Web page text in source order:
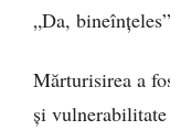
„Da,
Mărturisirea a
și